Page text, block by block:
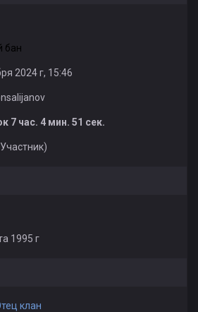
бан
2024 г, 15:46
7 час. 4 мин. 51 сек.
1995 г
клан